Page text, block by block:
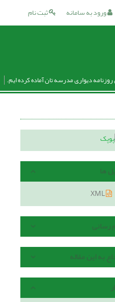
ثبت نام ورود به سامانه
دیواری مدرسه تان آماده کرده ایم.
ها
XML
رسانی
به این مقاله